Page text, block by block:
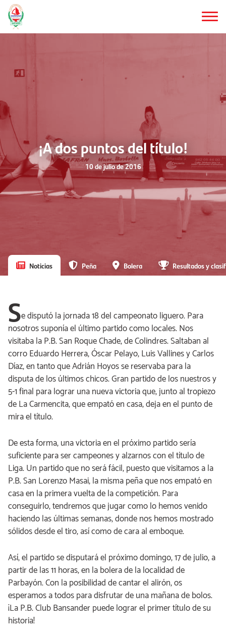
Saltar
al
contenido
¡A dos puntos del título!
10 de julio de 2016
Noticias Peña Bolera Resultados y
Se disputó la jornada 18 del campeonato liguero. Para
nosotros suponía el último partido como locales. Nos
visitaba la P.B. San Roque Chade, de Colindres. Saltaban al
corro Eduardo Herrera, Óscar Pelayo, Luis Vallines y Carlos
Díaz, en tanto que Adrián Hoyos se reservaba para la
disputa de los últimos chicos. Gran partido de los nuestros y
5-1 final para lograr una nueva victoria que, junto al tropiezo
de La Carmencita, que empató en casa, deja en el punto de
mira el título.
De esta forma, una victoria en el próximo partido sería
suficiente para ser campeones y alzarnos con el título de
Liga. Un partido que no será fácil, puesto que visitamos a la
P.B. San Lorenzo Masai, la misma peña que nos empató en
casa en la primera vuelta de la competición. Para
conseguirlo, tendremos que jugar como lo hemos venido
haciendo las últimas semanas, donde nos hemos mostrado
sólidos desde el tiro, así como de cara al emboque.
Así, el partido se disputará el próximo domingo, 17 de julio, a
partir de las 11 horas, en la bolera de la localidad de
Parbayón. Con la posibilidad de cantar el alirón, os
esperamos a todos para disfrutar de una mañana de bolos.
¡La P.B. Club Bansander puede lograr el primer título de su
historia!